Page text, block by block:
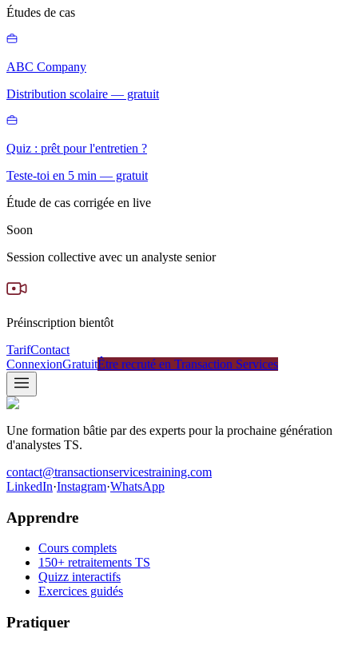
Études de cas
ABC Company
Distribution scolaire — gratuit
Quiz : prêt pour l'entretien ?
Teste-toi en 5 min — gratuit
Étude de cas corrigée en live
Soon
Session collective avec un analyste senior
Préinscription bientôt
TarifContact
ConnexionGratuitÊtre recruté en Transaction Services
Une formation bâtie par des experts pour la prochaine génération
d'analystes TS.
contact@transactionservicestraining.com
LinkedIn·Instagram·WhatsApp
Apprendre
Cours complets
150+ retraitements TS
Quizz interactifs
Exercices guidés
Pratiquer